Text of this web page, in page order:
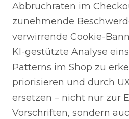
Abbruchraten im
zunehmende
verwirrende Cookie-
KI-gestützte Analyse
Patterns im Shop zu
priorisieren und durch
ersetzen – nicht nur zur
Vorschriften, sondern